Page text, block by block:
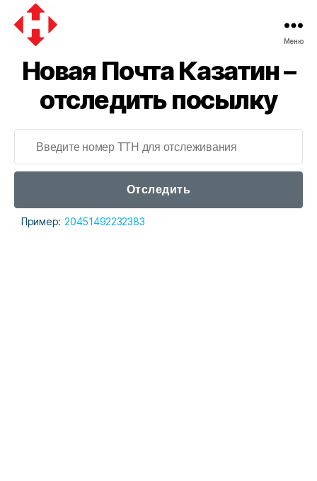
почта
Меню
Новая Почта Казатин –
отследить посылку
Отследить
Пример: 20451492232383